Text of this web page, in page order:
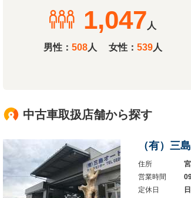
1,047 人
男性： 508人 女性： 539人
中古車取扱店舗から探す
（有）三
住所
営業時間
定休日